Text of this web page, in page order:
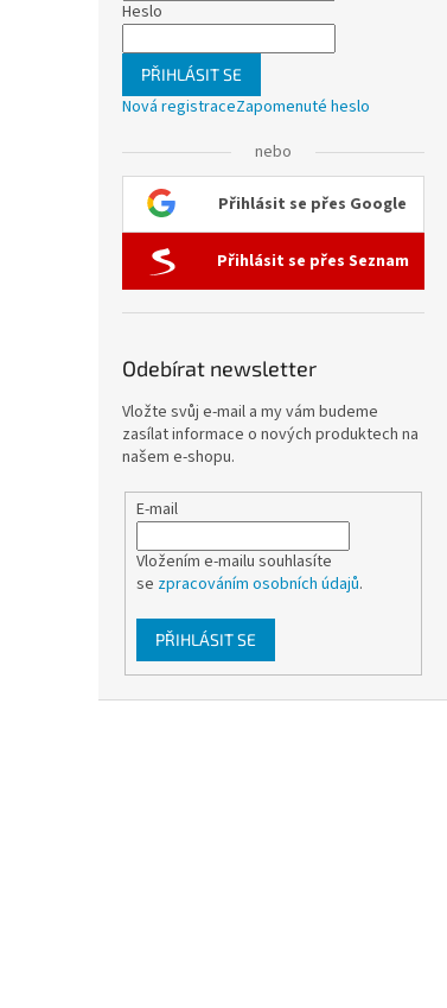
Heslo
PŘIHLÁSIT SE
Nová registraceZapomenuté heslo
nebo
Přihlásit se přes Google
Přihlásit se přes Seznam
Odebírat newsletter
Vložte svůj e-mail a my vám budeme
zasílat informace o nových produktech na
našem e-shopu.
E-mail
Vložením e-mailu souhlasíte
se zpracováním osobních údajů.
PŘIHLÁSIT SE